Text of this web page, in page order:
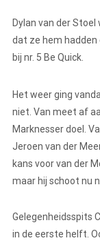
Dylan van der
dat ze hem
bij nr. 5 Be Quick.
Het weer ging
niet. Van meet af
Marknesser doel.
Jeroen van der
kans voor van der
maar hij schoot nu
Gelegenheidsspits
in de eerste helft.